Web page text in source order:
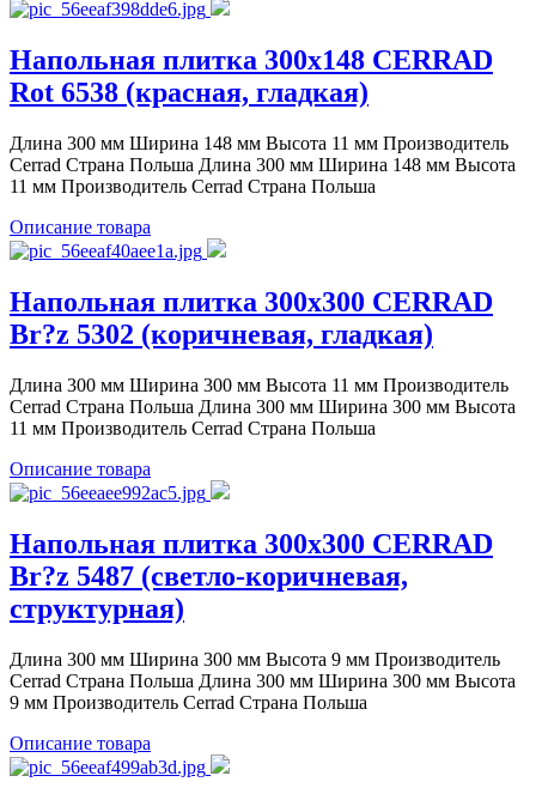
Напольная плитка 300x148 CERRAD
Rot 6538 (красная, гладкая)
Длина 300 мм Ширина 148 мм Высота 11 мм Производитель
Cerrad Страна Польша Длина 300 мм Ширина 148 мм Высота
11 мм Производитель Cerrad Страна Польша
Описание товара
Напольная плитка 300x300 CERRAD
Br?z 5302 (коричневая, гладкая)
Длина 300 мм Ширина 300 мм Высота 11 мм Производитель
Cerrad Страна Польша Длина 300 мм Ширина 300 мм Высота
11 мм Производитель Cerrad Страна Польша
Описание товара
Напольная плитка 300x300 CERRAD
Br?z 5487 (светло-коричневая,
структурная)
Длина 300 мм Ширина 300 мм Высота 9 мм Производитель
Cerrad Страна Польша Длина 300 мм Ширина 300 мм Высота
9 мм Производитель Cerrad Страна Польша
Описание товара